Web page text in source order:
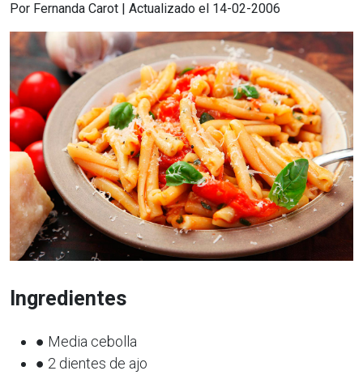
Por Fernanda Carot | Actualizado el 14-02-2006
Ingredientes
● Media cebolla
● 2 dientes de ajo